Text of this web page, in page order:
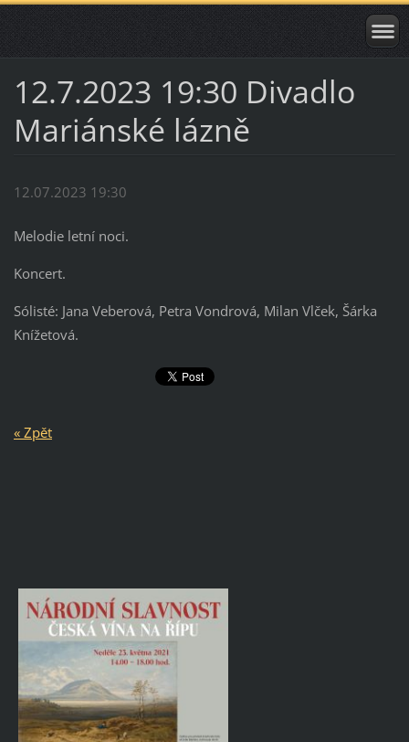
12.7.2023 19:30 Divadlo
Mariánské lázně
12.07.2023 19:30
Melodie letní noci.
Koncert.
Sólisté: Jana Veberová, Petra Vondrová, Milan Vlček, Šárka
Knížetová.
« Zpět